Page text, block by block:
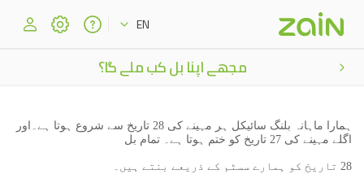
EN
مجھے اپنا بل کب ملے گا؟